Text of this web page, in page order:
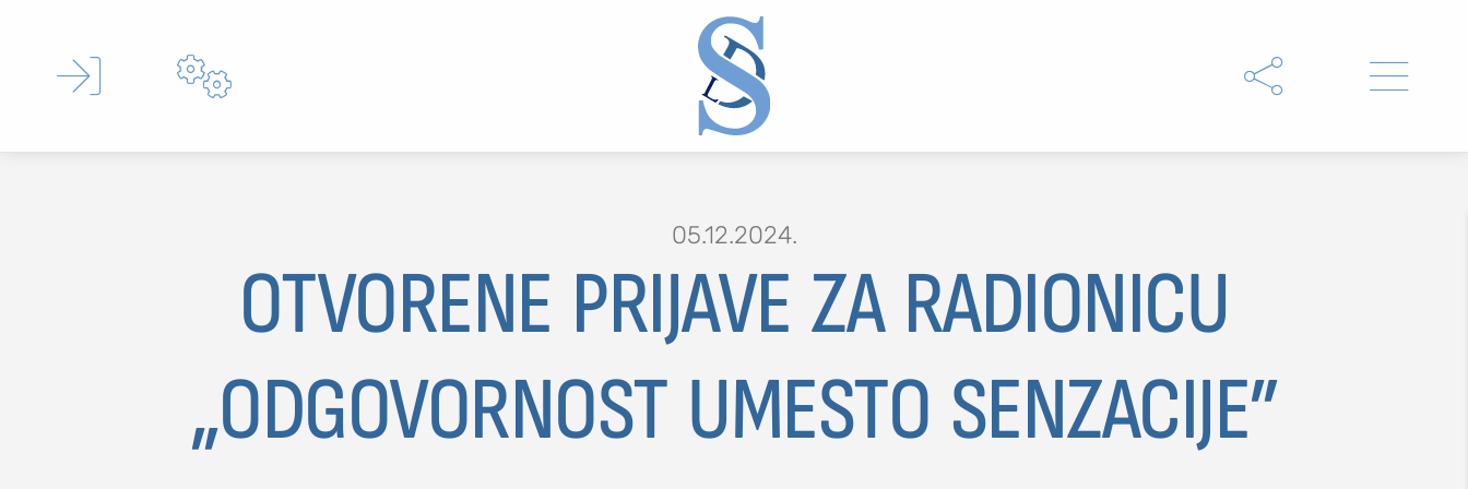
   
Type 2 or more characters
MOJ SDL
prijava
05.12.2024.
OTVORENE PRIJAVE ZA RADIONICU
„ODGOVORNOST UMESTO SENZACIJE”